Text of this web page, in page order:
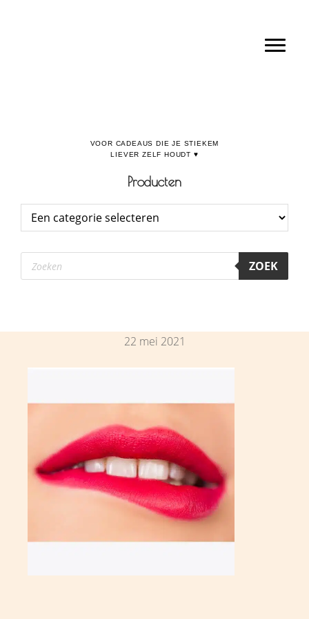
Producten
Producten
zoeken ZOEK
22 mei 2021